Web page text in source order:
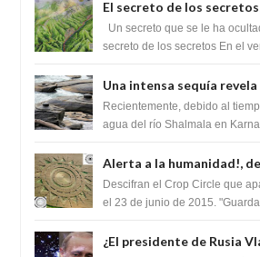
El secreto de los
cambiaría por completo
humanidad
Un secreto que se le ha
secreto de los secretos En el
Una intensa sequía revela
impresionante hallazgo
Lingas
Recientemente, debido al
agua del río Shalmala en
Alerta a la humanidad!,
del Crop Circle de Torino
Descifran el Crop Circle que
el 23 de junio de 2015.
¿El presidente de Rusia